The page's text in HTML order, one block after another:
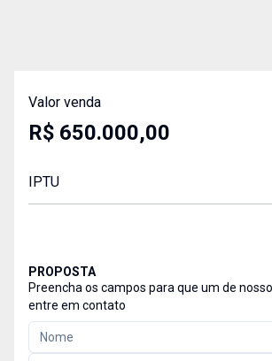
Valor venda
R$ 650.000,00
IPTU
PROPOSTA
Preencha os campos para que um de
entre em contato